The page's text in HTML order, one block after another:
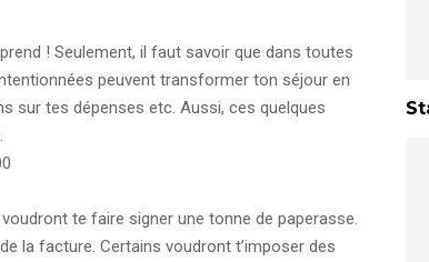
! Seulement, il faut savoir que dans toutes
peuvent transformer ton séjour en
sur tes dépenses etc. Aussi, ces quelques
te faire signer une tonne de paperasse.
la facture. Certains voudront t’imposer des